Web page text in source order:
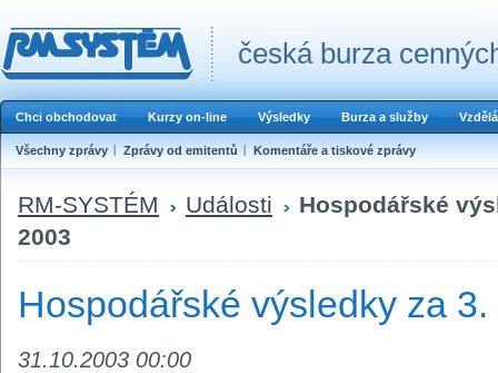
česká burza
Chci obchodovat Kurzy on-line Výsledky Burza a služby
Všechny zprávy Zprávy od emitentů Komentáře a tiskové zprávy
RM-SYSTÉM Události
Hospodářské
2003
Hospodářské výsledky za
31.10.2003 00:00